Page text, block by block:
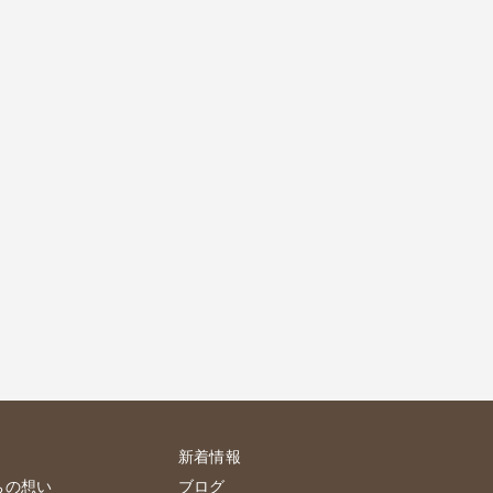
の想い
新着情報
ブログ